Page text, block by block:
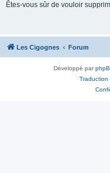
Êtes-vous sûr de vouloir
Les Cigognes Forum
Développé par
Traduction